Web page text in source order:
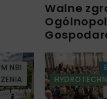
Walne
NBI